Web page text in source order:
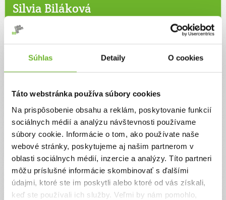
Súhlas Detaily O cookies
Táto webstránka používa súbory cookies
Na prispôsobenie obsahu a reklám, poskytovanie funkcií
sociálnych médií a analýzu návštevnosti používame
súbory cookie. Informácie o tom, ako používate naše
webové stránky, poskytujeme aj našim partnerom v
oblasti sociálnych médií, inzercie a analýzy. Títo partneri
môžu príslušné informácie skombinovať s ďalšími
údajmi, ktoré ste im poskytli alebo ktoré od vás získali,
keď ste používali ich služby. Veľmi by nám pomohlo,
Silvia Biláková
Silvia Biláková
Moje výzvy(1)